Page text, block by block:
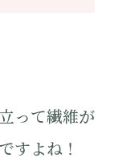
って繊維が
すよね！